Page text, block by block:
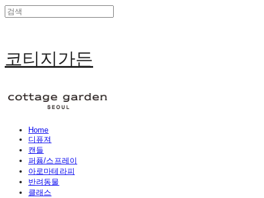
코티지가든
Home
디퓨져
캔들
퍼퓸/스프레이
아로마테라피
반려동물
클래스